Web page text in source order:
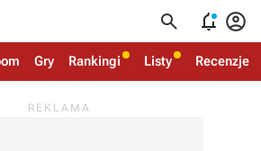
  
Gry Rankingi Listy Recenzje